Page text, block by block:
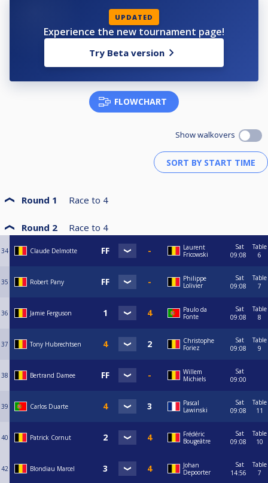
UPDATED
Experience the new tournament page!
Try Beta version
FLOWCHART
Show walkovers
Round 1 Race to 4
Round 2 Race to 4
34 Claude Delmotte
Laurent
Fricowski
Sat
09:08
Table
6
35 Robert Pany
Philippe
Lolivier
Sat
09:08
Table
7
36 Jamie Ferguson
Paulo da
Fonte
Sat
09:08
Table
8
37 Tony Hubrechtsen
Christophe
Foriez
Sat
09:08
Table
9
38 Bertrand Damee
Willem
Michiels
Sat
09:00
39 Carlos Duarte
Pascal
Lawinski
Sat
09:08
Table
11
40 Patrick Cornut
Frédéric
Bougeâtre
Sat
09:08
Table
10
42 Blondiau Marcel
Johan
Depoorter
Sat
14:56
Table
7